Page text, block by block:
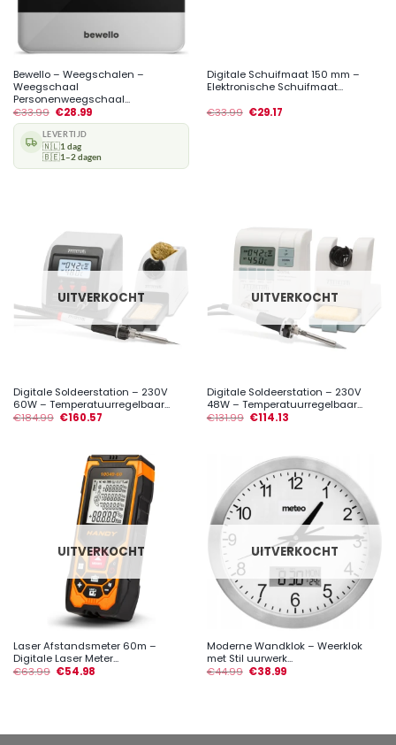
Bewello – Weegschalen –
Weegschaal
Personenweegschaal...
€33.99 €28.99
LEVERTIJD
🇳🇱1 dag
🇧🇪1–2 dagen
Digitale Schuifmaat 150 mm –
Elektronische Schuifmaat...
€33.99 €29.17
UITVERKOCHT
Digitale Soldeerstation – 230V
60W – Temperatuurregelbaar...
€184.99 €160.57
UITVERKOCHT
Digitale Soldeerstation – 230V
48W – Temperatuurregelbaar...
€131.99 €114.13
UITVERKOCHT
Laser Afstandsmeter 60m –
Digitale Laser Meter...
€63.99 €54.98
UITVERKOCHT
Moderne Wandklok – Weerklok
met Stil uurwerk...
€44.99 €38.99